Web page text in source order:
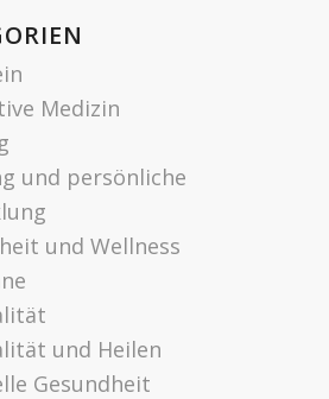
Medizin
und persönliche
und Wellness
und Heilen
Gesundheit